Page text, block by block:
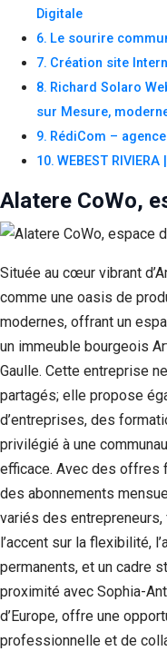
Digitale
Le sourire
Création site
Richard Solaro
sur Mesure,
RédiCom –
WEBEST
Alatere CoWo,
Située au cœur vibrant
comme une oasis de
modernes, offrant un
un immeuble bourgeois
Gaulle. Cette entreprise
partagés; elle propose
d’entreprises, des
privilégié à une
efficace. Avec des offres
des abonnements
variés des
l’accent sur la flexibilité,
permanents, et un cadre
proximité avec Sophia-
d’Europe, offre une
professionnelle et de